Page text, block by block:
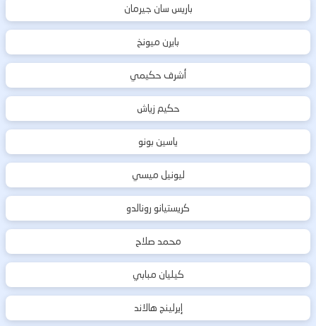
باريس سان جيرمان
بايرن ميونخ
أشرف حكيمي
حكيم زياش
ياسين بونو
ليونيل ميسي
كريستيانو رونالدو
محمد صلاح
كيليان مبابي
إيرلينج هالاند